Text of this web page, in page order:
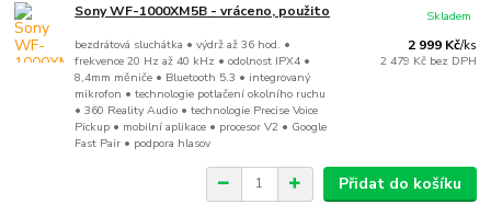
Sony WF-1000XM5B - vráceno, použito
bezdrátová sluchátka • výdrž až 36 hod. •
frekvence 20 Hz až 40 kHz • odolnost IPX4 •
8,4mm měniče • Bluetooth 5.3 • integrovaný
mikrofon • technologie potlačení okolního ruchu
• 360 Reality Audio • technologie Precise Voice
Pickup • mobilní aplikace • procesor V2 • Google
Fast Pair • podpora hlasov
2 999 Kč/ks
2 479 Kč bez DPH
Skladem
Přidat do košíku